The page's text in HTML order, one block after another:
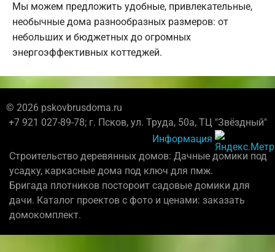
Мы можем предложить удобные, привлекательные,
необычные дома разнообразных размеров: от
небольших и бюджетных до огромных
энергоэффективных коттеджей.
© 2026 pskovbrusdoma.ru
+7 921 027-89-78; г. Псков, ул. Труда, 50а, ТЦ "Звёздный"
Информация
Строительство деревянных домов: Дачные домики под
усадку, каркасные дома под ключ для пмж.
Бригада плотников постороит садовые домики для
дачи. Каталог проектов с фото и ценами: заказать
домокомплект.